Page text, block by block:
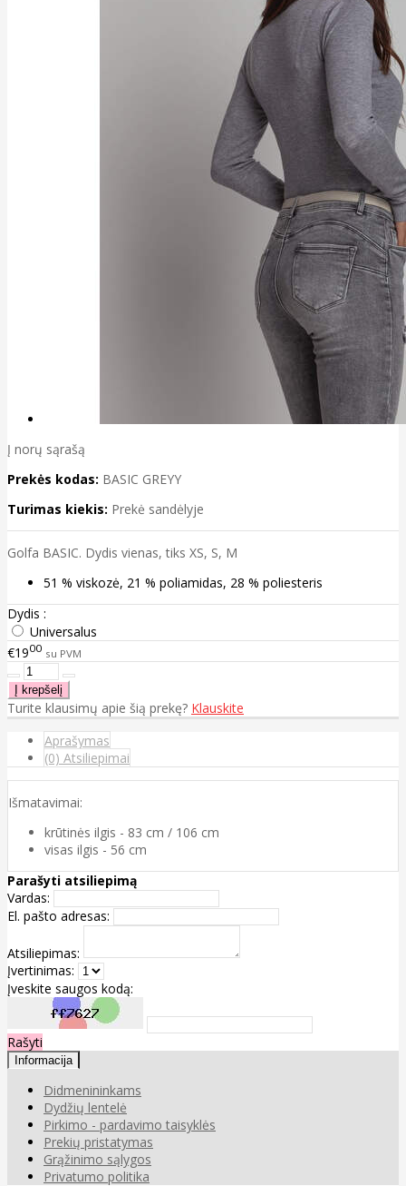
Į norų sąrašą
Prekės kodas: BASIC GREYY
Turimas kiekis: Prekė sandėlyje
Golfa BASIC. Dydis vienas, tiks XS, S, M
51 % viskozė, 21 % poliamidas, 28 % poliesteris
Dydis :
Universalus
€1900 su PVM
Turite klausimų apie šią prekę? Klauskite
Aprašymas
(0) Atsiliepimai
Išmatavimai:
krūtinės ilgis - 83 cm / 106 cm
visas ilgis - 56 cm
Parašyti atsiliepimą
Vardas:
El. pašto adresas:
Atsiliepimas:
Įvertinimas:
Įveskite saugos kodą:
Rašyti
Informacija
Didmenininkams
Dydžių lentelė
Pirkimo - pardavimo taisyklės
Prekių pristatymas
Grąžinimo sąlygos
Privatumo politika